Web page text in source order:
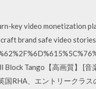
key video monetization
brand safe video
Block Tango【高画質】 [
国RHA、エントリークラ